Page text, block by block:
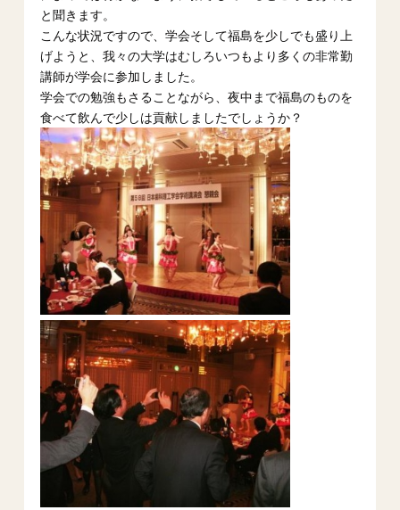
と聞きます。
こんな状況ですので、学会そして福島を少しでも盛り上
げようと、我々の大学はむしろいつもより多くの非常勤
講師が学会に参加しました。
学会での勉強もさることながら、夜中まで福島のものを
食べて飲んで少しは貢献しましたでしょうか？